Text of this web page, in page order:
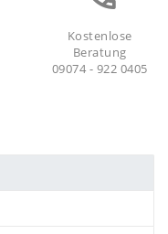
Kostenlose
Beratung
09074 - 922 0405